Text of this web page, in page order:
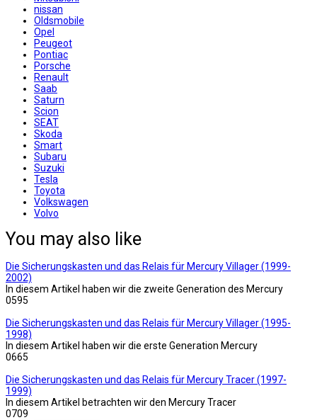
nissan
Oldsmobile
Opel
Peugeot
Pontiac
Porsche
Renault
Saab
Saturn
Scion
SEAT
Skoda
Smart
Subaru
Suzuki
Tesla
Toyota
Volkswagen
Volvo
You may also like
Die Sicherungskasten und das Relais für Mercury Villager (1999-
2002)
In diesem Artikel haben wir die zweite Generation des Mercury
0595
Die Sicherungskasten und das Relais für Mercury Villager (1995-
1998)
In diesem Artikel haben wir die erste Generation Mercury
0665
Die Sicherungskasten und das Relais für Mercury Tracer (1997-
1999)
In diesem Artikel betrachten wir den Mercury Tracer
0709